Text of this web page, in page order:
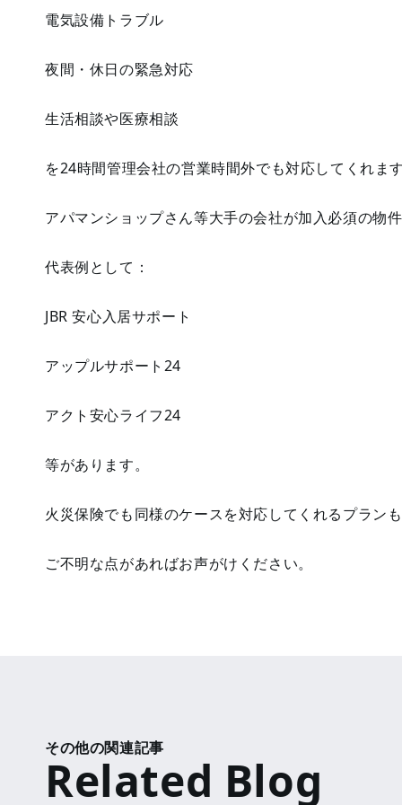
電気設備トラブル
夜間・休日の緊急対応
生活相談や医療相談
を24時間管理会社の営業時間外でも対応してくれます
アパマンショップさん等大手の会社が加入必須の物件
代表例として：
JBR 安心入居サポート⁠
アップルサポート24⁠
アクト安心ライフ24
等があります。
火災保険でも同様のケースを対応してくれるプランも
ご不明な点があればお声がけください。
その他の関連記事